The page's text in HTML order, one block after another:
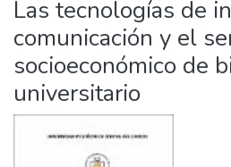
Estadísticas Externas
Manuales
Las tecnologías de
comunicación y el
socioeconómico de
universitario